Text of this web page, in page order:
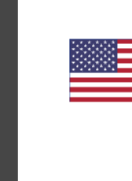
Komfort
5.0